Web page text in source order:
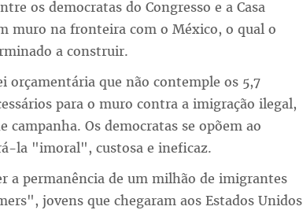
os democratas do Congresso e a Casa
muro na fronteira com o México, o qual o
a construir.
orçamentária que não contemple os 5,7
para o muro contra a imigração ilegal,
campanha. Os democratas se opõem ao
la "imoral", custosa e ineficaz.
a permanência de um milhão de imigrantes
jovens que chegaram aos Estados Unidos